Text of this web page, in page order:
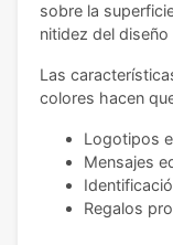
sobre la
nitidez del
Las
colores hacen
Logotipos
Mensajes
Regalos